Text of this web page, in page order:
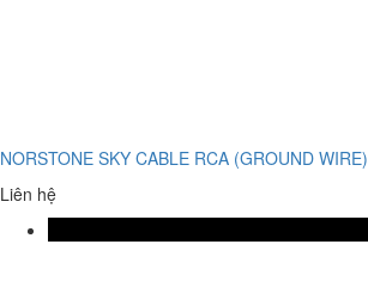
NORSTONE SKY CABLE RCA (GROUND WIRE)
Liên hệ